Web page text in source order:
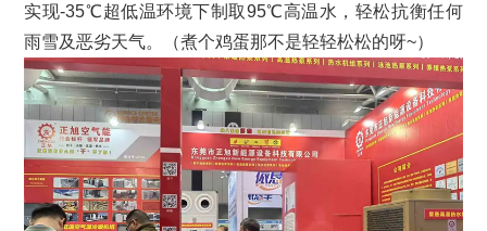
实现-35℃超低温环境下制取95℃高温水，轻松抗衡任何
雨雪及恶劣天气。（煮个鸡蛋那不是轻轻松松的呀~）